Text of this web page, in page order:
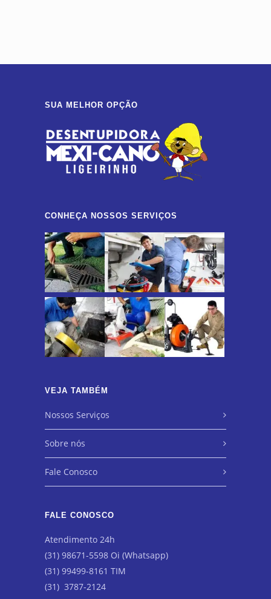
SUA MELHOR OPÇÃO
CONHEÇA NOSSOS SERVIÇOS
VEJA TAMBÉM
Nossos Serviços
Sobre nós
Fale Conosco
FALE CONOSCO
Atendimento 24h
(31) 98671-5598 Oi (Whatsapp)
(31) 99499-8161 TIM
(31) 3787-2124